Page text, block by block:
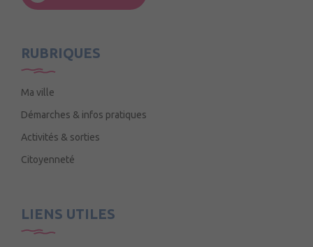
RUBRIQUES
Ma ville
Démarches & infos pratiques
Activités & sorties
Citoyenneté
LIENS UTILES